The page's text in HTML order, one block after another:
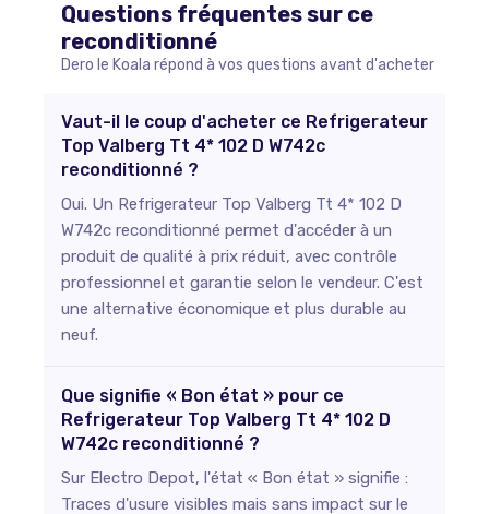
Questions fréquentes sur ce
reconditionné
Dero le Koala répond à vos questions avant d'acheter
Vaut-il le coup d'acheter ce Refrigerateur
Top Valberg Tt 4* 102 D W742c
reconditionné ?
Oui. Un Refrigerateur Top Valberg Tt 4* 102 D
W742c reconditionné permet d'accéder à un
produit de qualité à prix réduit, avec contrôle
professionnel et garantie selon le vendeur. C'est
une alternative économique et plus durable au
neuf.
Que signifie « Bon état » pour ce
Refrigerateur Top Valberg Tt 4* 102 D
W742c reconditionné ?
Sur Electro Depot, l'état « Bon état » signifie :
Traces d'usure visibles mais sans impact sur le